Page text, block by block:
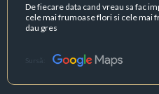
De fiecare data cand vreau sa fac
cele mai frumoase flori si cele mai
dau gres
Sursă: